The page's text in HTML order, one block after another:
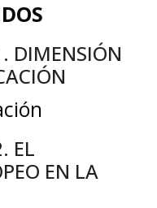
DIMENSIÓN
EL
EN LA